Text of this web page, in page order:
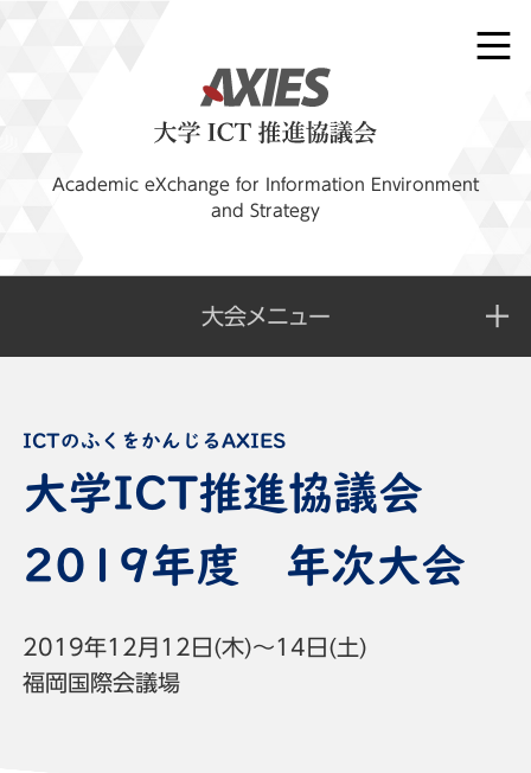
Academic eXchange for Information Environment
and Strategy
大会メニュー
大学ICT推進協議会
2019年度 年次大会
2019年12月12日(木)～14日(土)
福岡国際会議場